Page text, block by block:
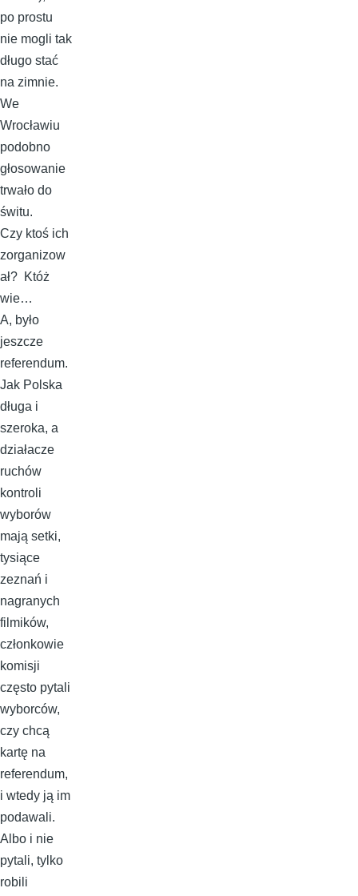
po prostu
nie mogli tak
długo stać
na zimnie.
We
Wrocławiu
podobno
głosowanie
trwało do
świtu.
Czy ktoś ich
zorganizow
ał? Któż
wie…
A, było
jeszcze
referendum.
Jak Polska
długa i
szeroka, a
działacze
ruchów
kontroli
wyborów
mają setki,
tysiące
zeznań i
nagranych
filmików,
członkowie
komisji
często pytali
wyborców,
czy chcą
kartę na
referendum,
i wtedy ją im
podawali.
Albo i nie
pytali, tylko
robili